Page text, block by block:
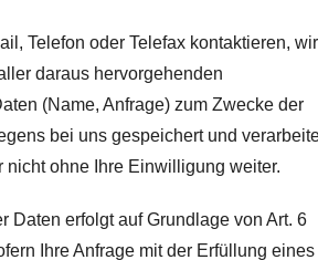
Telefon oder Telefax kontaktieren,
daraus hervorgehenden
(Name, Anfrage) zum Zwecke der
bei uns gespeichert und
nicht ohne Ihre Einwilligung weiter.
Daten erfolgt auf Grundlage von Art. 6
Ihre Anfrage mit der Erfüllung eines